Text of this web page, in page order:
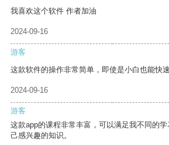
我喜欢这个软件 作者加油
2024-09-16
游客
这款软件的操作非常简单，即使是小白也能快速
2024-09-16
游客
这款app的课程非常丰富，可以满足我不同的
己感兴趣的知识。